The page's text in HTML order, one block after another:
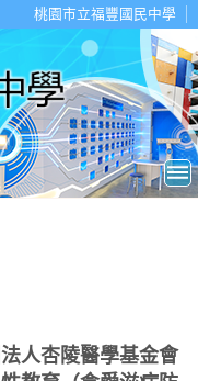
桃園市立福豐國民中學
人杏陵醫學基金會